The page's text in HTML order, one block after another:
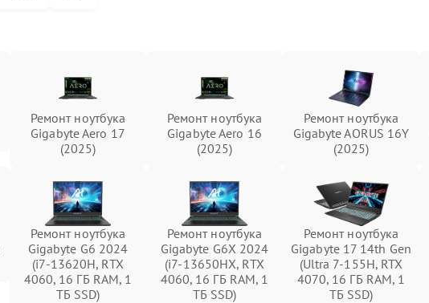
Ремонт ноутбука
Gigabyte Aero 17
(2025)
Ремонт ноутбука
Gigabyte Aero 16
(2025)
Ремонт ноутбука
Gigabyte AORUS 16Y
(2025)
Ремонт ноутбука
Gigabyte G6 2024
(i7-13620H, RTX
4060, 16 ГБ RAM, 1
ТБ SSD)
Ремонт ноутбука
Gigabyte G6X 2024
(i7-13650HX, RTX
4060, 16 ГБ RAM, 1
ТБ SSD)
Ремонт ноутбука
Gigabyte 17 14th Gen
(Ultra 7-155H, RTX
4070, 16 ГБ RAM, 1
ТБ SSD)